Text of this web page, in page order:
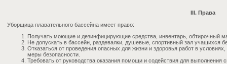
III. Права
Уборщица плавательного бассейна имеет право:
Получать моющие и дезинфицирующие средства, инвентарь, обтирочный
Не допускать в бассейн, раздевалки, душевые, спортивный зал учащихся
Отказаться от проведения опасных для жизни и здоровья работ в
меры безопасности.
Требовать от руководства оказания помощи и содействия для выполнения